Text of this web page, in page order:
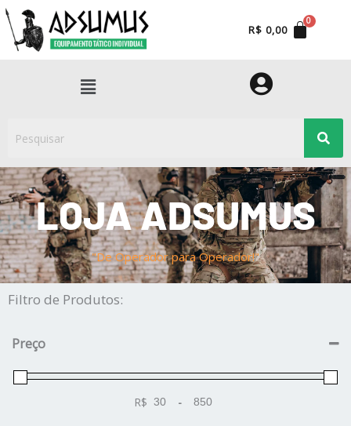
para
R$ 0,00
Menu
LOJA ADSUMUS
"De Operador para Operador!"
Filtro de Produtos:
Preço
R$ -